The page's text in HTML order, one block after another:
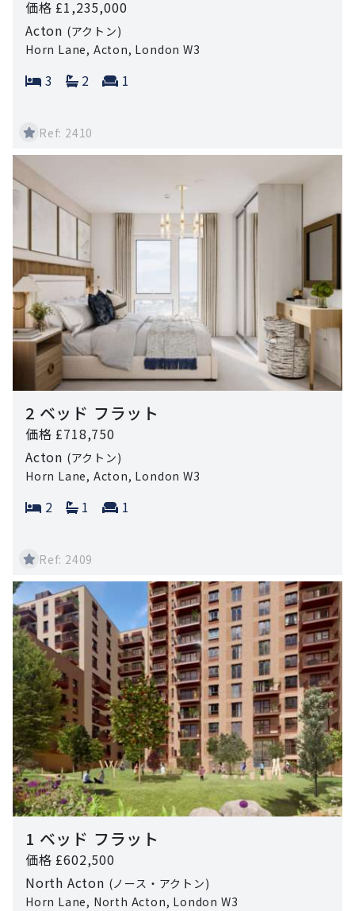
価格 £1,235,000
Acton (アクトン)
Horn Lane, Acton, London W3
Bedrooms:
3 Bathrooms:
2 Reception rooms:
1
Ref: 2410
2 ベッド フラット
価格 £718,750
Acton (アクトン)
Horn Lane, Acton, London W3
Bedrooms:
2 Bathrooms:
1 Reception rooms:
1
Ref: 2409
1 ベッド フラット
価格 £602,500
North Acton (ノース・アクトン)
Horn Lane, North Acton, London W3